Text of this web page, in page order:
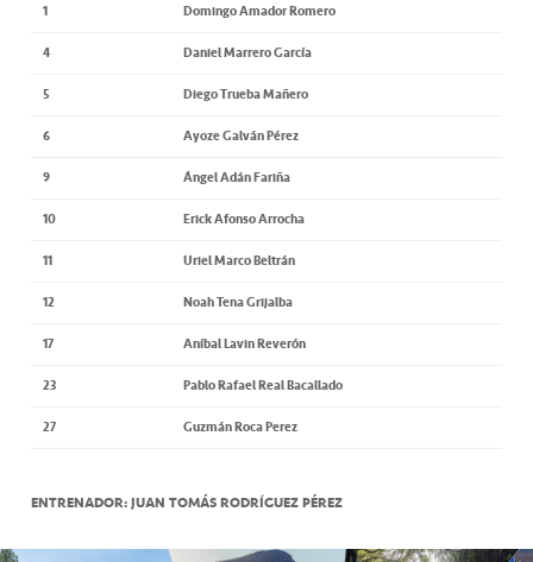
1 Domingo Amador Romero
4 Daniel Marrero García
5 Diego Trueba Mañero
6 Ayoze Galván Pérez
9 Ángel Adán Fariña
10 Erick Afonso Arrocha
11 Uriel Marco Beltrán
12 Noah Tena Grijalba
17 Aníbal Lavin Reverón
23 Pablo Rafael Real Bacallado
27 Guzmán Roca Perez
ENTRENADOR: JUAN TOMÁS RODRÍGUEZ PÉREZ